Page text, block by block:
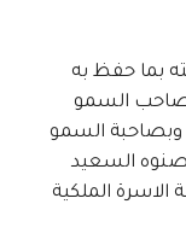
بما حفظ به
بصاحب السمو
وبصاحبة السمو
بصنوه السعيد
الملكية